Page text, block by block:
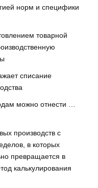
норм и специфики
товарной
списание
можно отнести …
производств с
в которых
превращается в
калькулирования